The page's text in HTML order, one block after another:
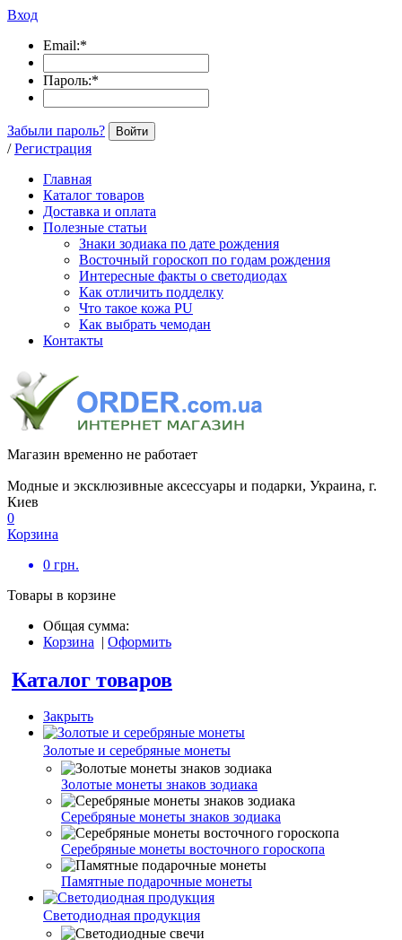
Вход
Email:*
Пароль:*
Забыли пароль? Войти
/ Регистрация
Главная
Каталог товаров
Доставка и оплата
Полезные статьи
Знаки зодиака по дате рождения
Восточный гороскоп по годам рождения
Интересные факты о светодиодах
Как отличить подделку
Что такое кожа PU
Как выбрать чемодан
Контакты
Магазин временно не работает
Модные и эксклюзивные аксессуары и подарки, Украина, г.
Киев
0
Корзина
0 грн.
Товары в корзине
Общая сумма:
Корзина | Оформить
Каталог товаров
Закрыть
Золотые и серебряные монеты
Золотые монеты знаков зодиака
Серебряные монеты знаков зодиака
Серебряные монеты восточного гороскопа
Памятные подарочные монеты
Светодиодная продукция